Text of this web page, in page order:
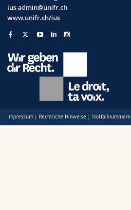
ius-admin@unifr.ch
www.unifr.ch/ius
Impressum Rechtliche Hinweise Notfallnummern